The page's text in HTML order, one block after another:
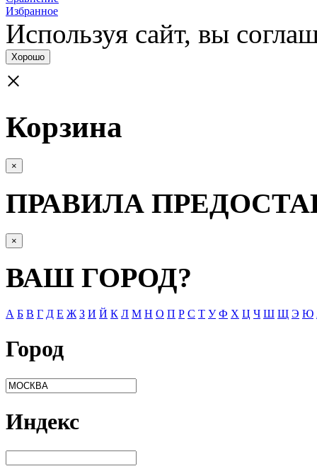
Избранное
Используя сайт, вы
Хорошо
×
Корзина
×
ПРАВИЛА
×
ВАШ ГОРОД?
А Б В Г Д Е Ж З И Й К Л М Н О П Р С Т У Ф Х Ц Ч Ш Щ Э Ю
Город
Индекс